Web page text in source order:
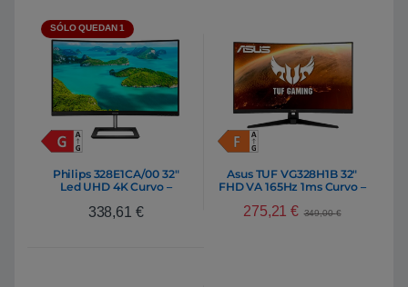
SÓLO QUEDAN 1
Philips 328E1CA/00 32″
Led UHD 4K Curvo –
338,61 €
Asus TUF VG328H1B 32″
FHD VA 165Hz 1ms Curvo –
275,21€ 349,00€